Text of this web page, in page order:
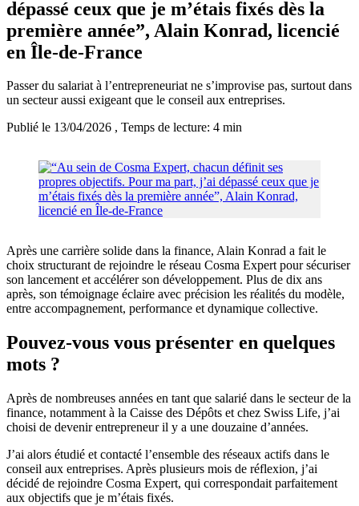
dépassé ceux que je m’étais fixés dès la
première année”, Alain Konrad, licencié
en Île-de-France
Passer du salariat à l’entrepreneuriat ne s’improvise pas, surtout dans
un secteur aussi exigeant que le conseil aux entreprises.
Publié le 13/04/2026 , Temps de lecture: 4 min
Après une carrière solide dans la finance, Alain Konrad a fait le
choix structurant de rejoindre le réseau Cosma Expert pour sécuriser
son lancement et accélérer son développement. Plus de dix ans
après, son témoignage éclaire avec précision les réalités du modèle,
entre accompagnement, performance et dynamique collective.
Pouvez-vous vous présenter en quelques
mots ?
Après de nombreuses années en tant que salarié dans le secteur de la
finance, notamment à la Caisse des Dépôts et chez Swiss Life, j’ai
choisi de devenir entrepreneur il y a une douzaine d’années.
J’ai alors étudié et contacté l’ensemble des réseaux actifs dans le
conseil aux entreprises. Après plusieurs mois de réflexion, j’ai
décidé de rejoindre Cosma Expert, qui correspondait parfaitement
aux objectifs que je m’étais fixés.